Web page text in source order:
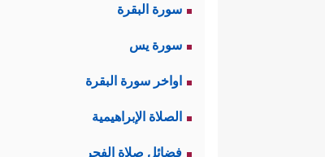
سورة البقرة
سورة يس
اواخر سورة البقرة
الصلاة الإبراهيمية
فضائل صلاة الفجر